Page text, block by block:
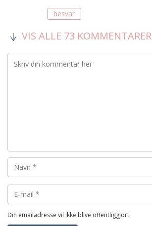
besvar
VIS ALLE 73 KOMMENTARER
Din emailadresse vil ikke blive offentliggjort.